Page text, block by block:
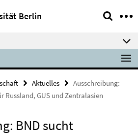
Berlin
Aktuelles
Ausschreibung:
Russland, GUS und Zentralasien
BND sucht